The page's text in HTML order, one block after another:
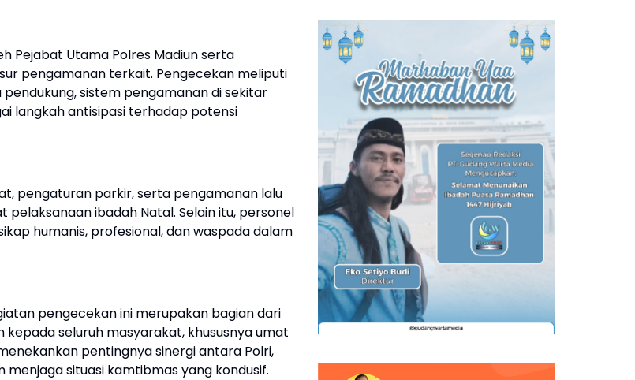
Pejabat Utama Polres Madiun serta
pengamanan terkait. Pengecekan meliputi
sistem pengamanan di sekitar
langkah antisipasi terhadap potensi
pengaturan parkir, serta pengamanan lalu
ibadah Natal. Selain itu, personel
humanis, profesional, dan waspada dalam
pengecekan ini merupakan bagian dari
seluruh masyarakat, khususnya umat
pentingnya sinergi antara Polri,
situasi kamtibmas yang kondusif.